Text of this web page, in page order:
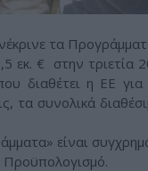
τα
εκ. € στην
διαθέτει η ΕΕ
τα συνολικά
είναι
Προϋπολογισμό.